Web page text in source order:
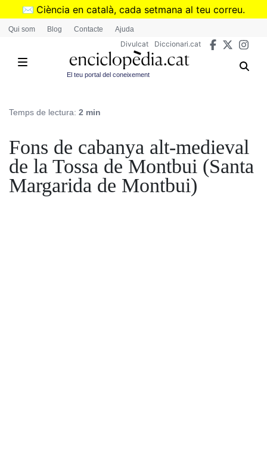
Vés
✉️ Ciència en català, cada setmana al teu correu.
➜Subscriu-te al butlletí de Divulcat
Qui som Blog Contacte Ajuda
Divulcat Diccionari.cat
El teu portal del coneixement
Temps de lectura: 2 min
Fons de cabanya alt-medieval
de la Tossa de Montbui (Santa
Margarida de Montbui)